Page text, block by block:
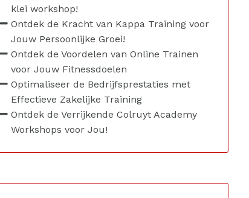
klei workshop!
Ontdek de Kracht van Kappa Training voor
Jouw Persoonlijke Groei!
Ontdek de Voordelen van Online Trainen
voor Jouw Fitnessdoelen
Optimaliseer de Bedrijfsprestaties met
Effectieve Zakelijke Training
Ontdek de Verrijkende Colruyt Academy
Workshops voor Jou!